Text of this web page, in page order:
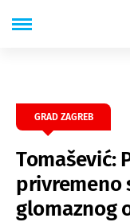
GRAD ZAGREB
Tomašević:
privremeno
glomaznog